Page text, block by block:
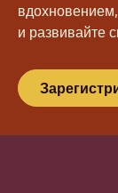
и развивайте